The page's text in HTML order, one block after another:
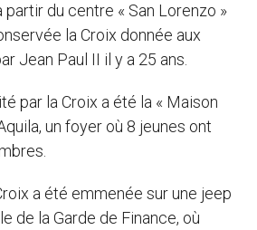
du centre « San Lorenzo »
la Croix donnée aux
Jean Paul II il y a 25 ans.
par la Croix a été la « Maison
un foyer où 8 jeunes ont
a été emmenée sur une jeep
de la Garde de Finance, où